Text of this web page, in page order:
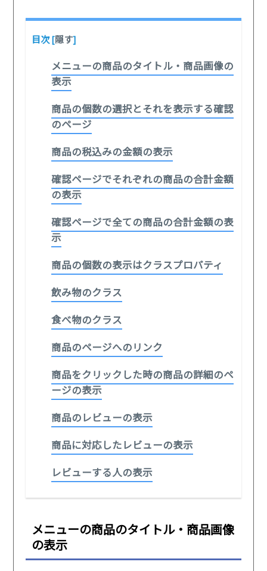
目次[隠す]
メニューの商品のタイトル・商品画像の
表示
商品の個数の選択とそれを表示する確認
のページ
商品の税込みの金額の表示
確認ページでそれぞれの商品の合計金額
の表示
確認ページで全ての商品の合計金額の表
示
商品の個数の表示はクラスプロパティ
飲み物のクラス
食べ物のクラス
商品のページへのリンク
商品をクリックした時の商品の詳細のペ
ージの表示
商品のレビューの表示
商品に対応したレビューの表示
レビューする人の表示
メニューの商品のタイトル・商品画像
の表示